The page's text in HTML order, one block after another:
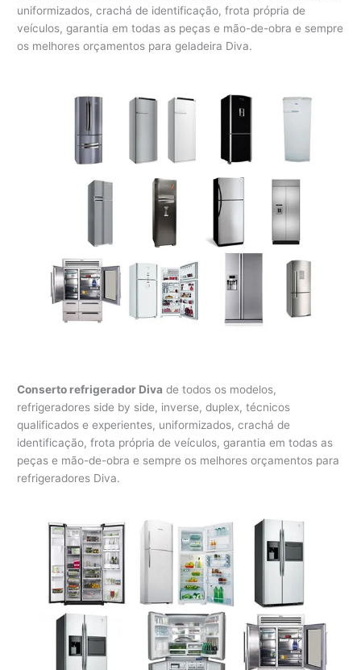
uniformizados, crachá de identificação, frota própria de
veículos, garantia em todas as peças e mão-de-obra e sempre
os melhores orçamentos para geladeira Diva.
Conserto refrigerador Diva de todos os modelos,
refrigeradores side by side, inverse, duplex, técnicos
qualificados e experientes, uniformizados, crachá de
identificação, frota própria de veículos, garantia em todas as
peças e mão-de-obra e sempre os melhores orçamentos para
refrigeradores Diva.